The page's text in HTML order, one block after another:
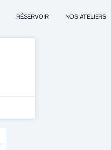
RÉSERVOIR NOS ATELIERS